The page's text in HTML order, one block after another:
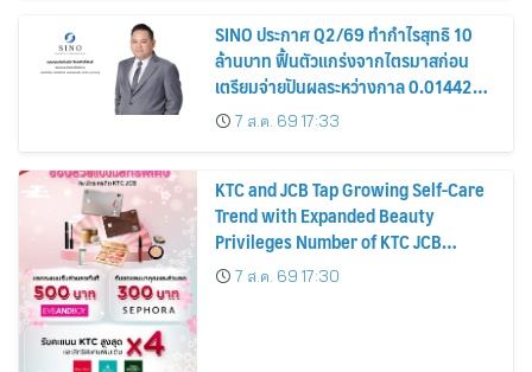
SINO ประกาศ Q2/69 ทำกำไรสุทธิ 10
ล้านบาท ฟื้นตัวแกร่งจากไตรมาสก่อน
เตรียมจ่ายปันผลระหว่างกาล 0.014423
บาทต่อหุ้น ครึ่งปีหลังมุ่งเติบโตต่อเนื่อง
7 ส.ค. 69 17:33
KTC and JCB Tap Growing Self-Care
Trend with Expanded Beauty
Privileges Number of KTC JCB
Cardmembers Spending on
Cosmetics Rises 26%
7 ส.ค. 69 17:30